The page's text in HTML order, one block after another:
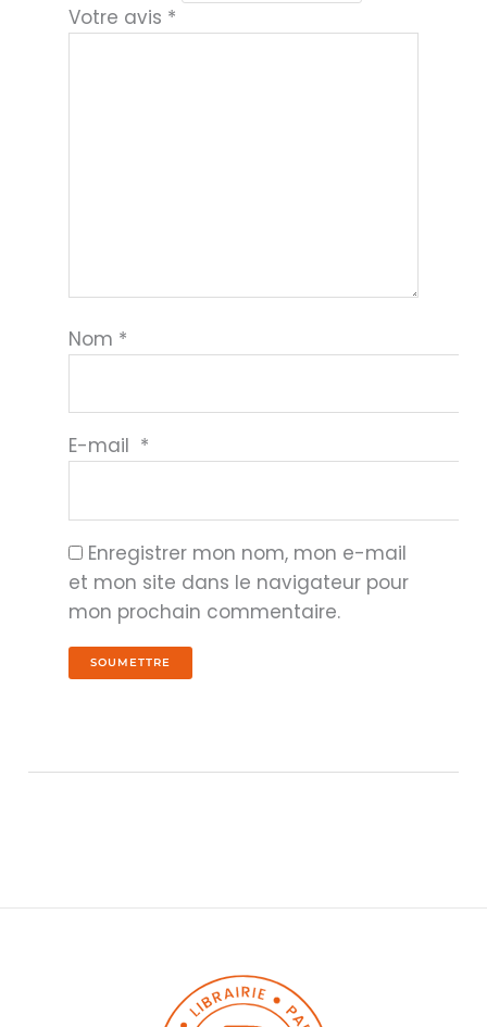
Votre avis *
Nom *
E-mail *
Enregistrer mon nom, mon e-mail
et mon site dans le navigateur pour
mon prochain commentaire.